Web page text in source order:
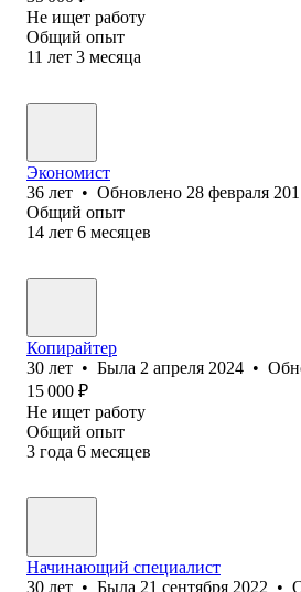
Не ищет работу
Общий опыт
11 лет 3 месяца
Экономист
36 лет • Обновлено 28 февраля
Общий опыт
14 лет 6 месяцев
Копирайтер
30 лет • Была 2 апреля 2024 •
15 000 ₽
Не ищет работу
Общий опыт
3 года 6 месяцев
Начинающий специалист
30 лет • Была 21 сентября 2022 •